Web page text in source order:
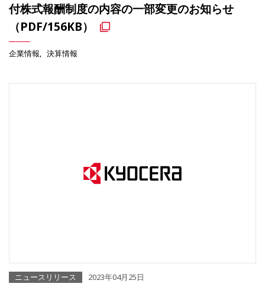
付株式報酬制度の内容の一部変更のお知らせ
（PDF/156KB）
企業情報 決算情報
ニュースリリース 2023年04月25日